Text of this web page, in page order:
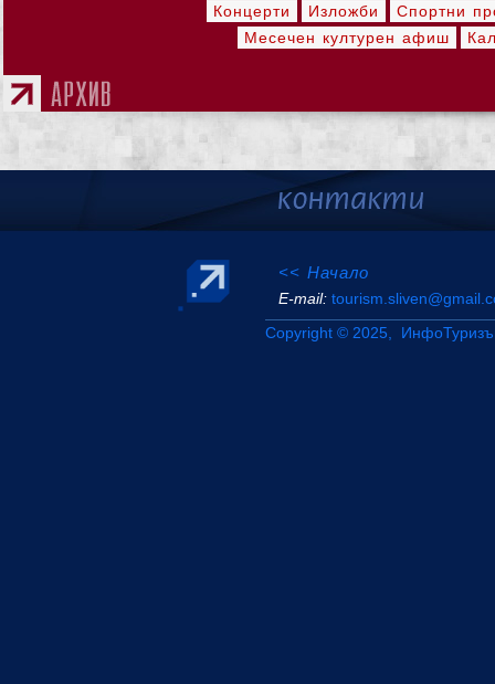
Концерти
Изложби
Спортни
Месечен културен афиш
<< Начало
Е-mail:
Copyright © 2025,